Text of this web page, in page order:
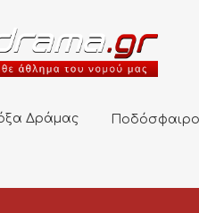
Δράμας Ποδόσφαιρο